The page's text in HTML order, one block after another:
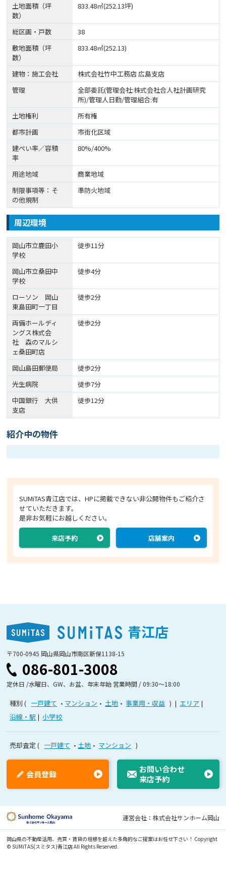
土地面積（坪
数）
833.48㎡(252.13坪)
総区画・戸数
38
敷地面積（坪
数）
833.48㎡(252.13)
建物：施工会社
株式会社竹中工務店 広島支店
管理
全部委託(管理会社:株式会社合人社計画研究
所)/管理人日勤/管理組合:有
土地権利
所有権
都市計画
市街化区域
建ぺい率／容積
率
80%/400%
用途地域
商業地域
制限事項等：そ
の他規制
準防火地域
周辺環境
岡山市立鹿田小
学校
徒歩11分
岡山市立桑田中
学校
徒歩4分
ローソン 岡山
東島田町一丁目
徒歩2分
両備ホールディ
ングス株式会
社 森のマルシ
ェ桑田町店
徒歩2分
岡山島田郵便局
徒歩2分
光生病院
徒歩7分
中国銀行 大供
支店
徒歩12分
紹介中の物件
SUMiTAS青江店では、HPに掲載できない非公開物件もご紹介さ
せていただきます。
是非お気軽にお越しください。
来店予約 店舗案内
青江店
〒700-0945 岡山県岡山市南区新保1138-15
086-801-3008
定休日 /水曜日、GW、お盆、年末年始 営業時間 / 09:30〜18:00
種別 一戸建て マンション 土地 事業用・収益
エリア
沿線・駅
小学校
売却査定 一戸建て 土地 マンション
お問い合わせ
来店予約
会員登録
運営会社：株式会社サンホーム岡山
岡山県の不動産活用、売買・賃貸の垣根を超えた多角的なご提案はお任せ下さい！ Copyright
© SUMiTAS(スミタス)青江店 All Rights Reserved.